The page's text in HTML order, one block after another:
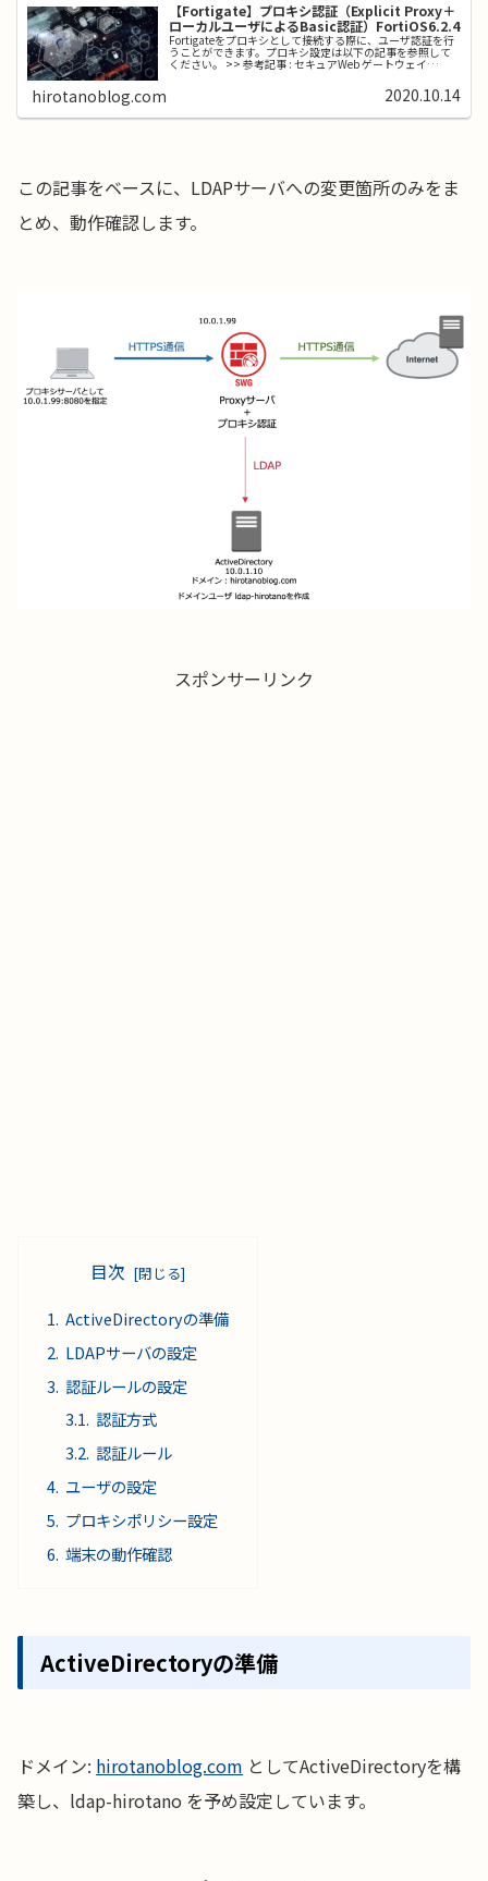
【Fortigate】プロキシ認証（Explicit Proxy＋
ローカルユーザによるBasic認証）FortiOS6.2.4
Fortigateをプロキシとして接続する際に、ユーザ認証を行
うことができます。プロキシ設定は以下の記事を参照して
ください。 >> 参考記事 : セキュアWeb ゲートウェイ
hirotanoblog.com 2020.10.14
この記事をベースに、LDAPサーバへの変更箇所のみをま
とめ、動作確認します。
スポンサーリンク
目次
ActiveDirectoryの準備
LDAPサーバの設定
認証ルールの設定
認証方式
認証ルール
ユーザの設定
プロキシポリシー設定
端末の動作確認
ActiveDirectoryの準備
ドメイン: hirotanoblog.com としてActiveDirectoryを構
築し、ldap-hirotano を予め設定しています。